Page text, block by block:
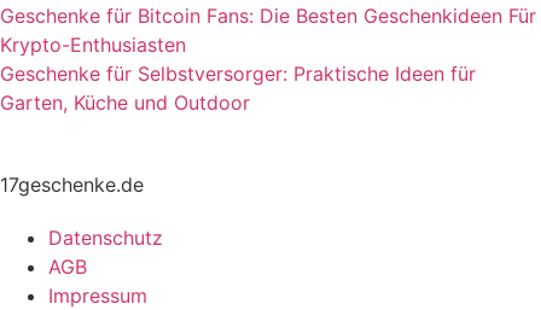
Geschenke für Bitcoin Fans: Die Besten Geschenkideen Für
Krypto-Enthusiasten
Geschenke für Selbstversorger: Praktische Ideen für
Garten, Küche und Outdoor
17geschenke.de
Datenschutz
AGB
Impressum